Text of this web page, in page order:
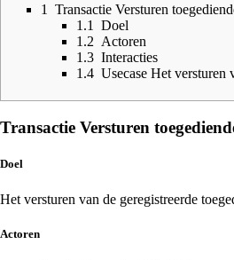
1
Transactie Versturen
1.1
Doel
1.2 Actoren
1.3 Interacties
1.4 Usecase Het versturen
Transactie Versturen
Doel
Het versturen van de geregistreerde
Actoren